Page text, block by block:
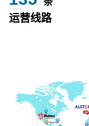
运营线路